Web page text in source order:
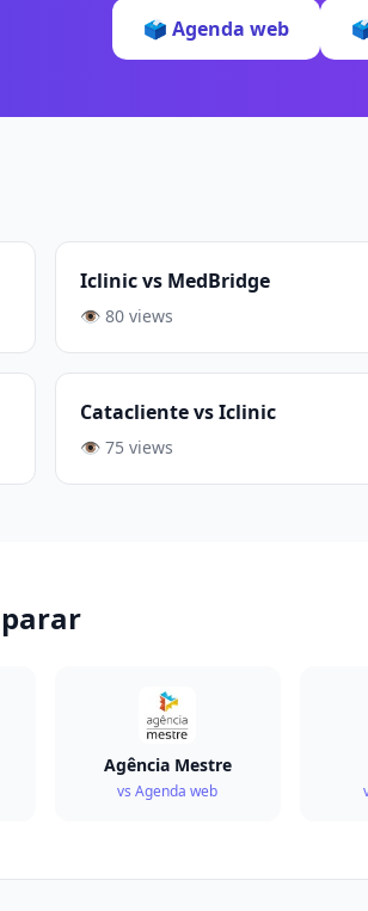
🗳️ Agenda web
Iclinic vs MedBridge
👁️ 80 views
Catacliente vs Iclinic
👁️ 75 views
Agência Mestre
vs Agenda web